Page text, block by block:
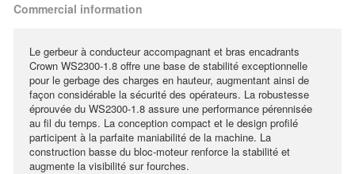
Commercial information
Le gerbeur à conducteur accompagnant et bras encadrants
Crown WS2300-1.8 offre une base de stabilité exceptionnelle
pour le gerbage des charges en hauteur, augmentant ainsi de
façon considérable la sécurité des opérateurs. La robustesse
éprouvée du WS2300-1.8 assure une performance pérennisée
au fil du temps. La conception compact et le design profilé
participent à la parfaite maniabilité de la machine. La
construction basse du bloc-moteur renforce la stabilité et
augmente la visibilité sur fourches.